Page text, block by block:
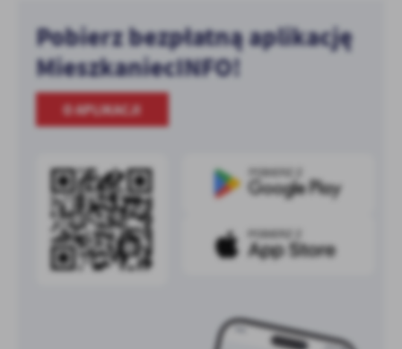
Pobierz bezpłatną aplikację
MieszkaniecINFO!
O APLIKACJI